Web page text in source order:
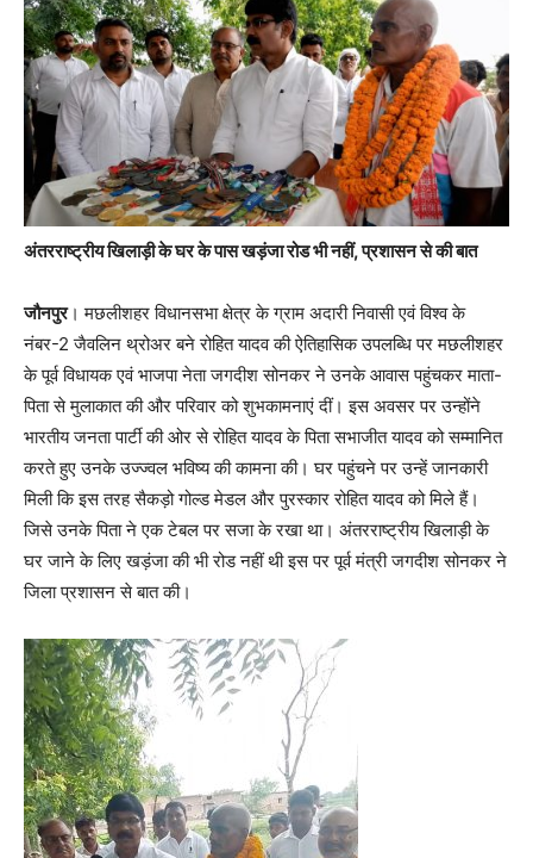
अंतरराष्ट्रीय खिलाड़ी के घर के पास खड़ंजा रोड भी नहीं, प्रशासन से की बात
जौनपुर। मछलीशहर विधानसभा क्षेत्र के ग्राम अदारी निवासी एवं विश्व के
नंबर-2 जैवलिन थ्रोअर बने रोहित यादव की ऐतिहासिक उपलब्धि पर मछलीशहर
के पूर्व विधायक एवं भाजपा नेता जगदीश सोनकर ने उनके आवास पहुंचकर माता-
पिता से मुलाकात की और परिवार को शुभकामनाएं दीं। इस अवसर पर उन्होंने
भारतीय जनता पार्टी की ओर से रोहित यादव के पिता सभाजीत यादव को सम्मानित
करते हुए उनके उज्ज्वल भविष्य की कामना की। घर पहुंचने पर उन्हें जानकारी
मिली कि इस तरह सैकड़ो गोल्ड मेडल और पुरस्कार रोहित यादव को मिले हैं।
जिसे उनके पिता ने एक टेबल पर सजा के रखा था। अंतरराष्ट्रीय खिलाड़ी के
घर जाने के लिए खड़ंजा की भी रोड नहीं थी इस पर पूर्व मंत्री जगदीश सोनकर ने
जिला प्रशासन से बात की।